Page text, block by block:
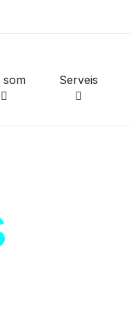
som Serveis